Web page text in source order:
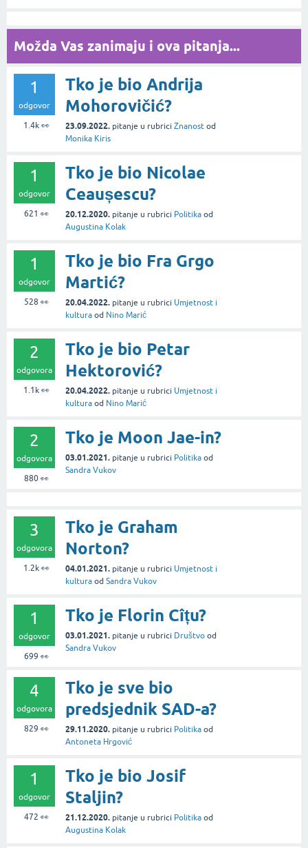
Možda Vas zanimaju i ova pitanja...
1
odgovor
1.4k👀
Tko je bio Andrija
Mohorovičić?
23.09.2022. pitanje u rubrici Znanost od
Monika Kiris
1
odgovor
621 👀
Tko je bio Nicolae
Ceaușescu?
20.12.2020. pitanje u rubrici Politika od
Augustina Kolak
1
odgovor
528 👀
Tko je bio Fra Grgo
Martić?
20.04.2022. pitanje u rubrici Umjetnost i
kultura od Nino Marić
2
odgovora
1.1k👀
Tko je bio Petar
Hektorović?
20.04.2022. pitanje u rubrici Umjetnost i
kultura od Nino Marić
2
odgovora
880👀
Tko je Moon Jae-in?
03.01.2021. pitanje u rubrici Politika od
Sandra Vukov
3
odgovora
1.2k👀
Tko je Graham
Norton?
04.01.2021. pitanje u rubrici Umjetnost i
kultura od Sandra Vukov
1
odgovor
699 👀
Tko je Florin Cîțu?
03.01.2021. pitanje u rubrici Društvo od
Sandra Vukov
4
odgovora
829 👀
Tko je sve bio
predsjednik SAD-a?
29.11.2020. pitanje u rubrici Politika od
Antoneta Hrgović
1
odgovor
472 👀
Tko je bio Josif
Staljin?
21.12.2020. pitanje u rubrici Politika od
Augustina Kolak